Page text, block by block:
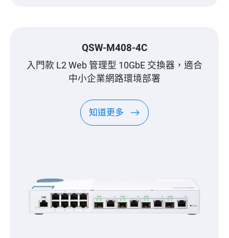
QSW-M408-4C
入門款 L2 Web 管理型 10GbE 交換器，適合
中小企業網路環境部署
知道更多